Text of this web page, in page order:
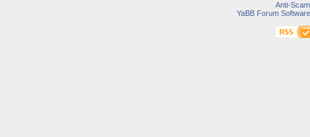
Anti-Scam
YaBB Forum Software